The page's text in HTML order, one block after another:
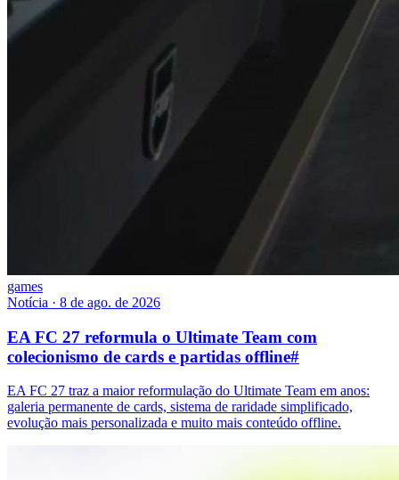
games
Notícia · 8 de ago. de 2026
EA FC 27 reformula o Ultimate Team com
colecionismo de cards e partidas offline#
EA FC 27 traz a maior reformulação do Ultimate Team em anos:
galeria permanente de cards, sistema de raridade simplificado,
evolução mais personalizada e muito mais conteúdo offline.